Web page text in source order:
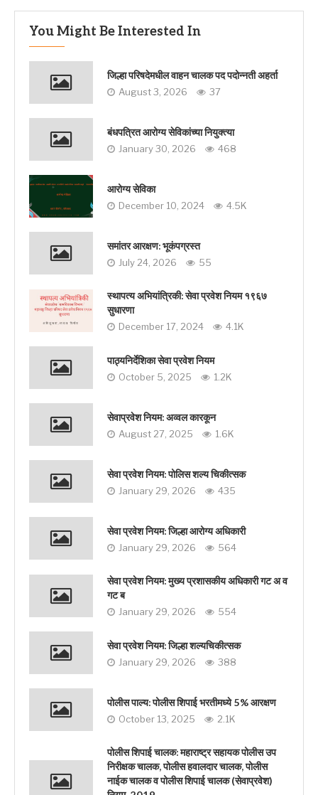
You Might Be Interested In
जिल्हा परिषदेमधील वाहन चालक पद पदोन्नती अहर्ता
August 3, 2026 37
बंधपत्रित आरोग्य सेविकांच्या नियुक्त्या
January 30, 2026 468
आरोग्य सेविका
December 10, 2024 4.5K
समांतर आरक्षण: भूकंपग्रस्‍त
July 24, 2026 55
स्थापत्य अभियांत्रिकी: सेवा प्रवेश नियम १९६७
सुधारणा
December 17, 2024 4.1K
पाठ्यनिर्देशिका सेवा प्रवेश नियम
October 5, 2025 1.2K
सेवाप्रवेश नियम: अव्‍वल कारकून
August 27, 2025 1.6K
सेवा प्रवेश नियम: पोलिस शल्य चिकीत्सक
January 29, 2026 435
सेवा प्रवेश नियम: जिल्हा आरोग्य अधिकारी
January 29, 2026 564
सेवा प्रवेश नियम: मुख्य प्रशासकीय अधिकारी गट अ व
गट ब
January 29, 2026 554
सेवा प्रवेश नियम: जिल्हा शल्यचिकीत्सक
January 29, 2026 388
पोलीस पाल्य: पोलीस शिपाई भरतीमध्ये 5% आरक्षण
October 13, 2025 2.1K
पोलीस शिपाई चालक: महाराष्ट्र सहायक पोलीस उप
निरीक्षक चालक, पोलीस हवालदार चालक, पोलीस
नाईक चालक व पोलीस शिपाई चालक (सेवाप्रवेश)